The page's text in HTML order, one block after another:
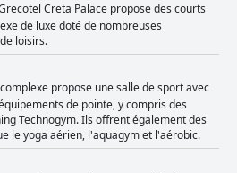
Creta Palace propose des courts
de luxe doté de nombreuses
loisirs.
propose une salle de sport avec
de pointe, y compris des
Technogym. Ils offrent également des
le yoga aérien, l'aquagym et l'aérobic.